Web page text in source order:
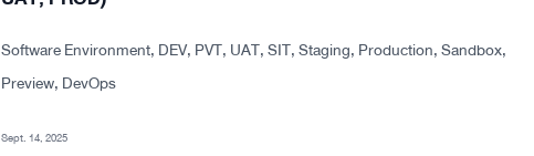
Software Environment, DEV, PVT, UAT, SIT, Staging, Production, Sandbox,
Preview, DevOps
Sept. 14, 2025